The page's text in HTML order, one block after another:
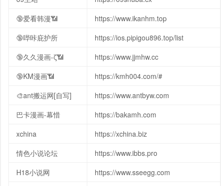
🔞爱看韩漫📶
https://www.ikanhm.top
🔞哔咔庇护所
https://ios.pipigou896.top/list
🔞久久漫画-ζ📶
https://www.jjmhw.cc
🔞KM漫画📶
https://kmh004.com/#
🎨ant搬运网[自写]
https://www.antbyw.com
巴卡漫画-幕惜
https://bakamh.com
xchina
https://xchina.biz
情色小说论坛
https://www.ibbs.pro
H18小说网
https://www.sseegg.com